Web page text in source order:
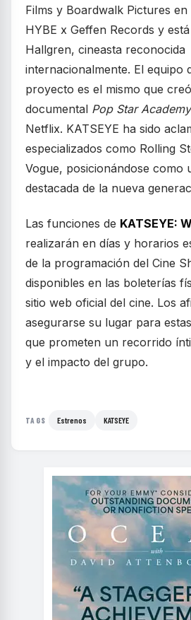
Films y Boardwalk Pictures
HYBE x Geffen Records y
Hallgren, cineasta reconocida
internacionalmente. El equipo
proyecto es el mismo que
documental Pop Star Academy
Netflix. KATSEYE ha sido
especializados como Rolling
Vogue, posicionándose como
destacada de la nueva
Las funciones de KATSEYE:
realizarán en días y horarios
de la programación del Cine
disponibles en las boleterías
sitio web oficial del cine. Los
asegurarse su lugar para
que prometen un recorrido
y el impacto del grupo.
TAGS Estrenos KATSEYE